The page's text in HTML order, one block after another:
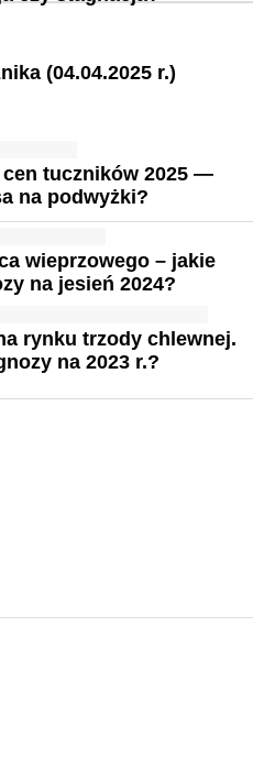
(04.04.2025 r.)
cen tuczników 2025 —
na podwyżki?
wieprzowego – jakie
na jesień 2024?
rynku trzody chlewnej.
na 2023 r.?